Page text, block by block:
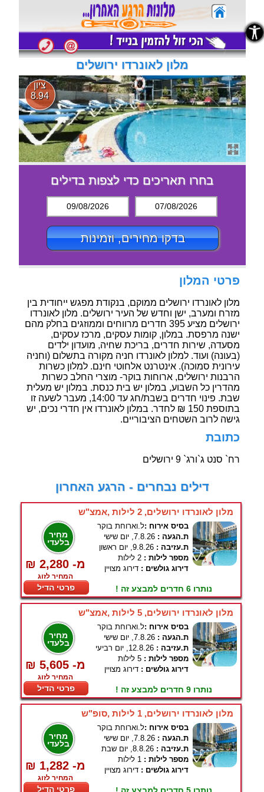
מלון לאונרדו ירושלים
ציון
8.94
בחרו תאריכים כדי לצפות בדילים
09/08/2026 07/08/2026
בדקו מחירים, וזמינות
פרטי המלון
מלון לאונרדו ירושלים ממוקם, בנקודת מפגש ייחודית בין
מזרח ומערב, ישן וחדש של העיר ירושלים. מלון לאונרדו
ירושלים מציע 395 חדרים מרווחים וממוזגים בחלק מהם
ישנה מרפסת. במלון, קומות עסקים, מרכז עסקים,
מסעדה, שירות חדרים, בריכת שחיה, מועדון ילדים
(בעונה) ועוד. למלון לאונרדו חניה מקורה בתשלום (וחניה
עירונית סמוכה). אינטרנט אלחוטי חינם. למלון כשרות
הרבנות ירושלים, ארוחות בוקר- מוצרי החלב כשרות
מהדרין כל השבוע, במלון יש בית כנסת. במלון יש מעלית
שבת. פינוי חדרים בשבת/חג עד 14:00, מעבר לשעה זו
בתוספת 150 ₪ לחדר. במלון לאונרדו אין חדרי נכים, יש
גישה לרוב השטחים הציבוריים.
כתובת
רח` סנט ג`ורג` 9 ירושלים
דילים נבחרים - הרגע האחרון
מלון לאונרדו ירושלים, 2 לילות ,אמצ"ש
מחיר
בלעדי
₪ 2,280 -מ
המחיר לזוג
פרטי הדיל
בסיס אירוח :ל.וארוחת בוקר
ת.הגעה : 7.8.26, יום שישי
ת.עזיבה : 9.8.26, יום ראשון
מספר לילות : 2 לילות
דירוג גולשים : דירוג מצויין
נותרו 6 חדרים למבצע זה !
מלון לאונרדו ירושלים, 5 לילות ,אמצ"ש
מחיר
בלעדי
₪ 5,605 -מ
המחיר לזוג
פרטי הדיל
בסיס אירוח :ל.וארוחת בוקר
ת.הגעה : 7.8.26, יום שישי
ת.עזיבה : 12.8.26, יום רביעי
מספר לילות : 5 לילות
דירוג גולשים : דירוג מצויין
נותרו 9 חדרים למבצע זה !
מלון לאונרדו ירושלים, 1 לילות ,סופ"ש
מחיר
בלעדי
₪ 1,282 -מ
המחיר לזוג
פרטי הדיל
בסיס אירוח :ל.וארוחת בוקר
ת.הגעה : 7.8.26, יום שישי
ת.עזיבה : 8.8.26, יום שבת
מספר לילות : 1 לילות
דירוג גולשים : דירוג מצויין
נגישות
נגישות